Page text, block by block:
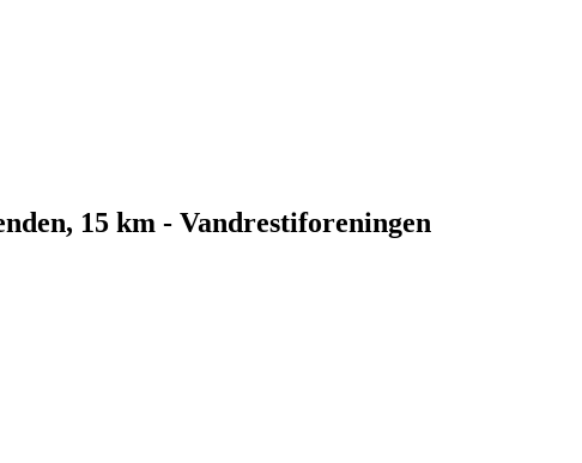
15 km - Vandrestiforeningen